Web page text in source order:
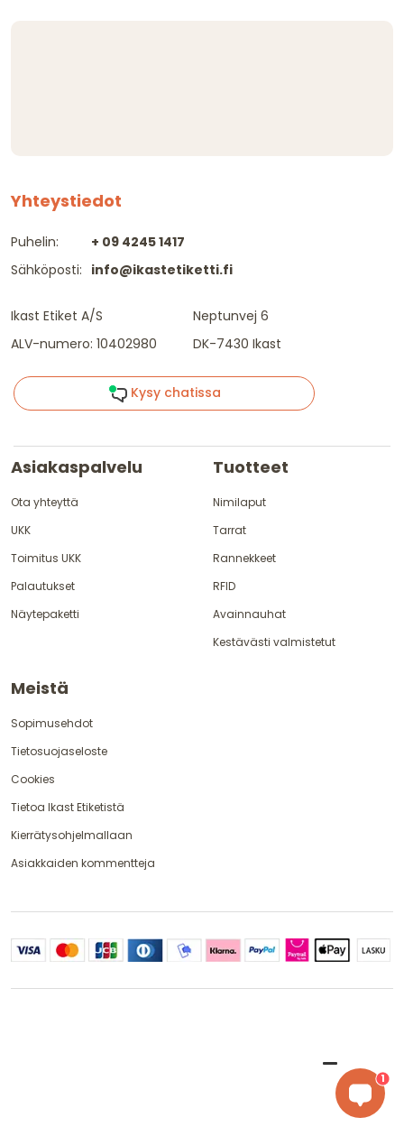
Yhteystiedot
Puhelin:
Sähköposti:
+ 09 4245 1417
info@ikastetiketti.fi
Ikast Etiket A/S
ALV-numero: 10402980
Neptunvej 6
DK-7430 Ikast
Kysy chatissa
Asiakaspalvelu
Ota yhteyttä
UKK
Toimitus UKK
Palautukset
Näytepaketti
Tuotteet
Nimilaput
Tarrat
Rannekkeet
RFID
Avainnauhat
Kestävästi valmistetut
Meistä
Sopimusehdot
Tietosuojaseloste
Cookies
Tietoa Ikast Etiketistä
Kierrätysohjelmallaan
Asiakkaiden kommentteja
1